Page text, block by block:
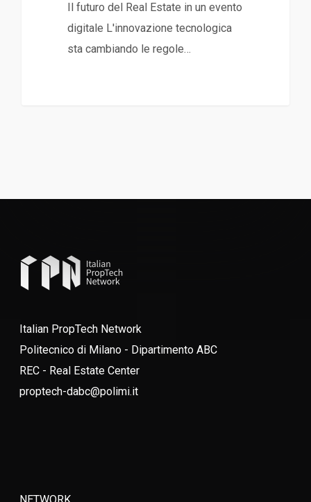
Il futuro del Real Estate in un evento
digitale L'innovazione tecnologica
sta cambiando le regole…
Italian PropTech Network
Politecnico di Milano - Dipartimento ABC
REC - Real Estate Center
proptech-dabc@polimi.it